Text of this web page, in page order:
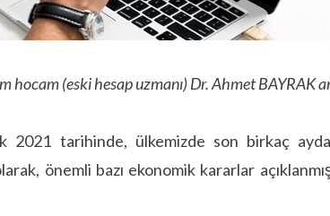
hocam (eski hesap uzmanı) Dr. Ahmet BAYRAK
2021 tarihinde, ülkemizde son birkaç
önemli bazı ekonomik kararlar